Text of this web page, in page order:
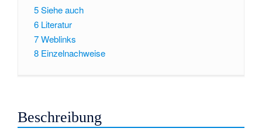
5Siehe auch
6 Literatur
7Weblinks
8 Einzelnachweise
Beschreibung